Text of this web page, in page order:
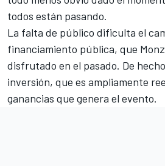
todos están pasando.
La falta de público dificulta el
financiamiento pública, que
disfrutado en el pasado. De
inversión, que es ampliamente
ganancias que genera el evento.